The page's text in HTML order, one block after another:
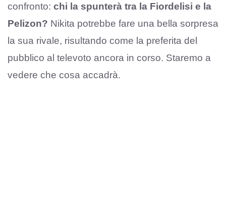
confronto: chi la spunterà tra la Fiordelisi e la
Pelizon? Nikita potrebbe fare una bella sorpresa
la sua rivale, risultando come la preferita del
pubblico al televoto ancora in corso. Staremo a
vedere che cosa accadrà.